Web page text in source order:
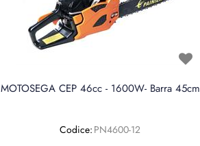
MOTOSEGA CEP 46cc - 1600W- Barra 45cm
Codice: PN4600-12